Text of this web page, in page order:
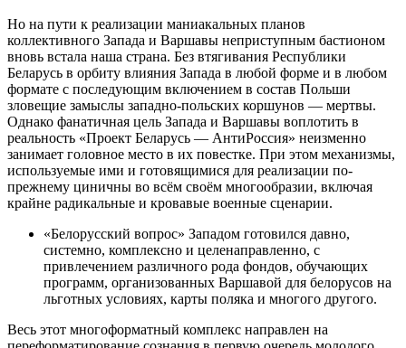
Но на пути к реализации маниакальных планов
коллективного Запада и Варшавы неприступным бастионом
вновь встала наша страна. Без втягивания Республики
Беларусь в орбиту влияния Запада в любой форме и в любом
формате с последующим включением в состав Польши
зловещие замыслы западно-польских коршунов — мертвы.
Однако фанатичная цель Запада и Варшавы воплотить в
реальность «Проект Беларусь — АнтиРоссия» неизменно
занимает головное место в их повестке. При этом механизмы,
используемые ими и готовящимися для реализации по-
прежнему циничны во всём своём многообразии, включая
крайне радикальные и кровавые военные сценарии.
«Белорусский вопрос» Западом готовился давно,
системно, комплексно и целенаправленно, с
привлечением различного рода фондов, обучающих
программ, организованных Варшавой для белорусов на
льготных условиях, карты поляка и многого другого.
Весь этот многоформатный комплекс направлен на